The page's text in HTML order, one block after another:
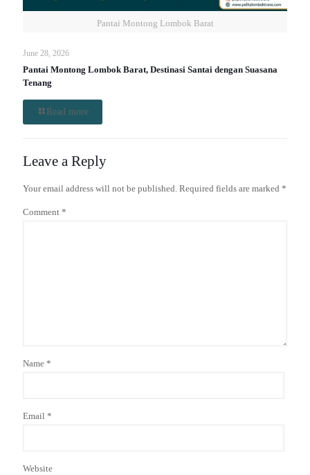
Pantai Montong Lombok Barat
June 28, 2026
Pantai Montong Lombok Barat, Destinasi Santai dengan Suasana
Tenang
Read more
Leave a Reply
Your email address will not be published. Required fields are marked *
Comment *
Name *
Email *
Website